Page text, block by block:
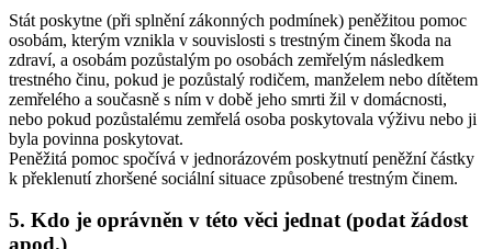
Stát poskytne (při splnění zákonných podmínek) peněžitou pomoc
osobám, kterým vznikla v souvislosti s trestným činem škoda na
zdraví, a osobám pozůstalým po osobách zemřelým následkem
trestného činu, pokud je pozůstalý rodičem, manželem nebo dítětem
zemřelého a současně s ním v době jeho smrti žil v domácnosti,
nebo pokud pozůstalému zemřelá osoba poskytovala výživu nebo ji
byla povinna poskytovat.
Peněžitá pomoc spočívá v jednorázovém poskytnutí peněžní částky
k překlenutí zhoršené sociální situace způsobené trestným činem.
5. Kdo je oprávněn v této věci jednat (podat žádost